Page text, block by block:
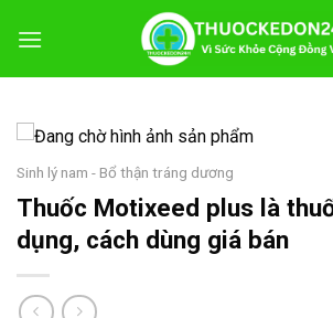
đến
Sinh lý nam - Bổ thận tráng dương
Thuốc Motixeed plus là
dụng, cách dùng giá bán